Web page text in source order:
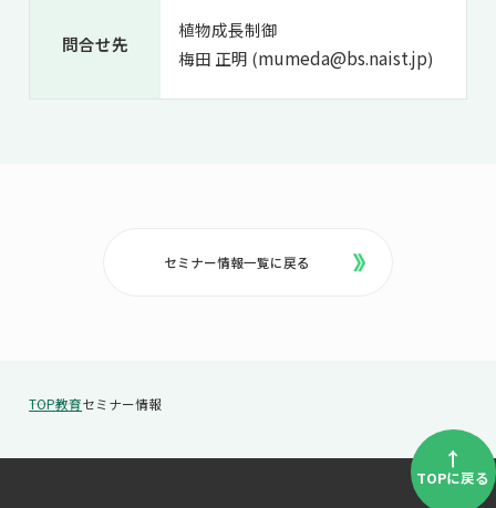
問合せ先
植物成長制御
梅田 正明 (mumeda@bs.naist.jp)
セミナー情報一覧に戻る
TOP教育セミナー情報
↑
TOPに戻る